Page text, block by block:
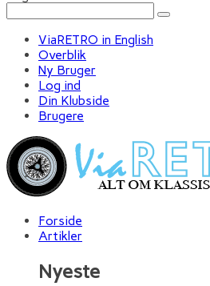
ViaRETRO in English
Overblik
Ny Bruger
Log ind
Din Klubside
Brugere
Forside
Artikler
Nyeste